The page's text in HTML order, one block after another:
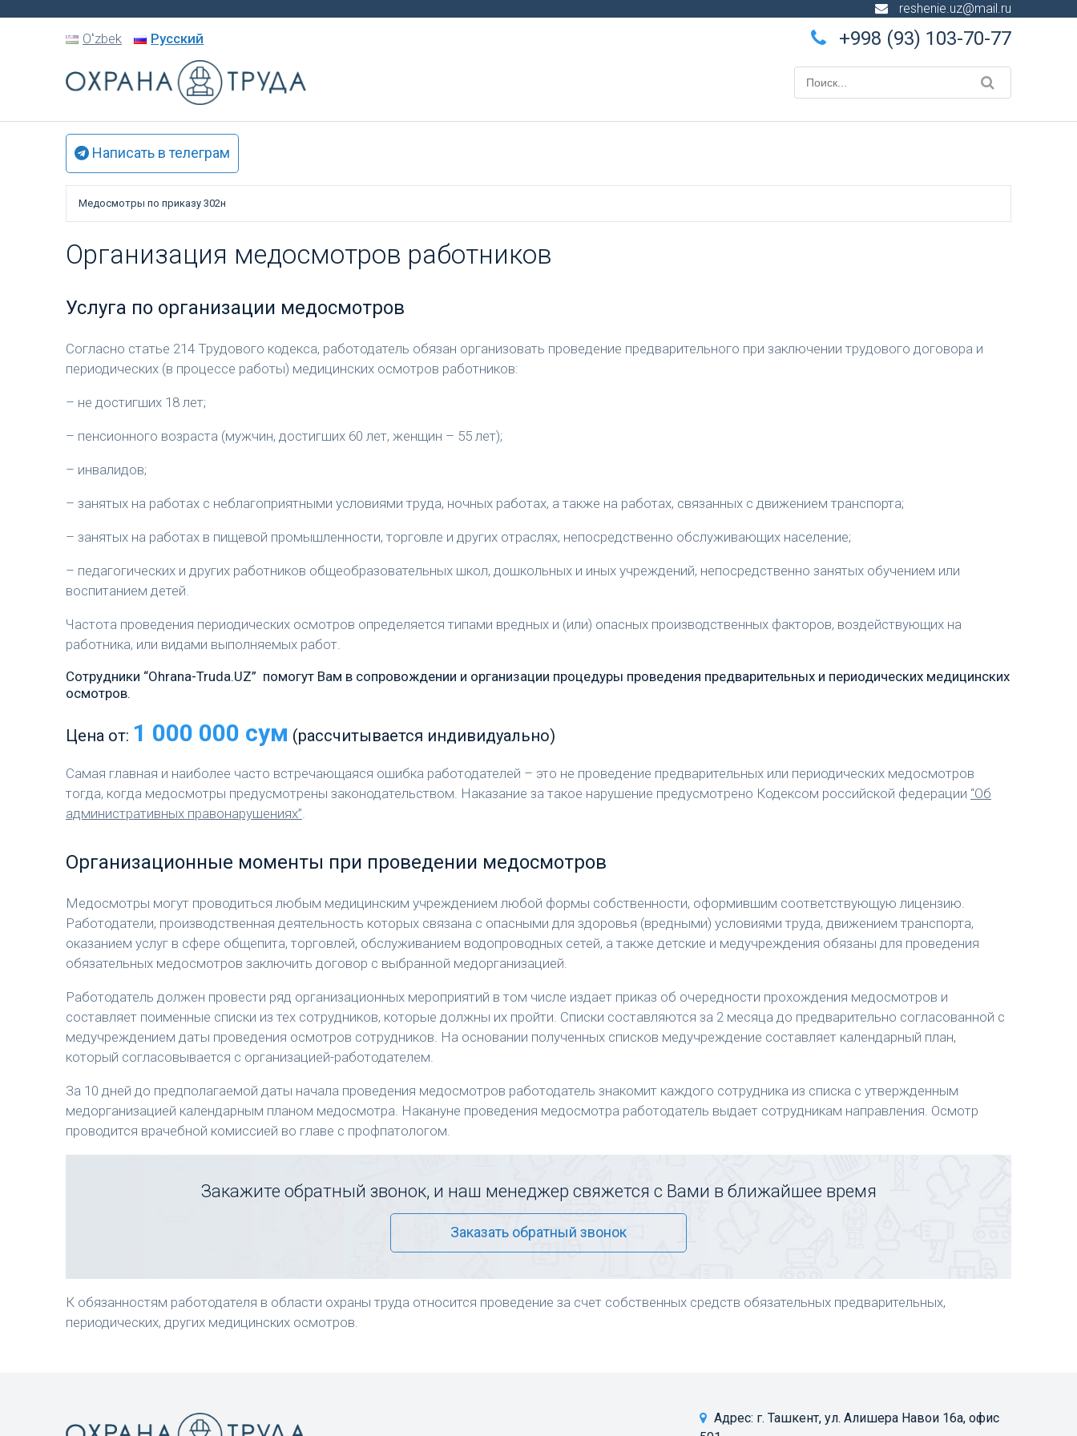
reshenie.uz@mail.ru
Oʻzbek Русский +998 (93) 103-70-77
Написать в телеграм
Медосмотры по приказу 302н
Организация медосмотров работников
Услуга по организации медосмотров
Cогласно статье 214 Трудового кодекса, работодатель обязан организовать проведение предварительного при заключении трудового договора и
периодических (в процессе работы) медицинских осмотров работников:
– не достигших 18 лет;
– пенсионного возраста (мужчин, достигших 60 лет, женщин – 55 лет);
– инвалидов;
– занятых на работах с неблагоприятными условиями труда, ночных работах, а также на работах, связанных с движением транспорта;
– занятых на работах в пищевой промышленности, торговле и других отраслях, непосредственно обслуживающих население;
– педагогических и других работников общеобразовательных школ, дошкольных и иных учреждений, непосредственно занятых обучением или
воспитанием детей.
Частота проведения периодических осмотров определяется типами вредных и (или) опасных производственных факторов, воздействующих на
работника, или видами выполняемых работ.
Сотрудники “Ohrana-Truda.UZ” помогут Вам в сопровождении и организации процедуры проведения предварительных и периодических медицинских
осмотров.
Цена от: 1 000 000 сум (рассчитывается индивидуально)
Самая главная и наиболее часто встречающаяся ошибка работодателей – это не проведение предварительных или периодических медосмотров
тогда, когда медосмотры предусмотрены законодательством. Наказание за такое нарушение предусмотрено Кодексом российской федерации “Об
административных правонарушениях”
Организационные моменты при проведении медосмотров
Медосмотры могут проводиться любым медицинским учреждением любой формы собственности, оформившим соответствующую лицензию.
Работодатели, производственная деятельность которых связана с опасными для здоровья (вредными) условиями труда, движением транспорта,
оказанием услуг в сфере общепита, торговлей, обслуживанием водопроводных сетей, а также детские и медучреждения обязаны для проведения
обязательных медосмотров заключить договор с выбранной медорганизацией.
Работодатель должен провести ряд организационных мероприятий в том числе издает приказ об очередности прохождения медосмотров и
составляет поименные списки из тех сотрудников, которые должны их пройти. Списки составляются за 2 месяца до предварительно согласованной с
медучреждением даты проведения осмотров сотрудников. На основании полученных списков медучреждение составляет календарный план,
который согласовывается с организацией-работодателем.
За 10 дней до предполагаемой даты начала проведения медосмотров работодатель знакомит каждого сотрудника из списка с утвержденным
медорганизацией календарным планом медосмотра. Накануне проведения медосмотра работодатель выдает сотрудникам направления. Осмотр
проводится врачебной комиссией во главе с профпатологом.
Закажите обратный звонок, и наш менеджер свяжется с Вами в ближайшее время
Заказать обратный звонок
К обязанностям работодателя в области охраны труда относится проведение за счет собственных средств обязательных предварительных,
периодических, других медицинских осмотров.
Адрес: г. Ташкент, ул. Алишера Навои 16а, офис